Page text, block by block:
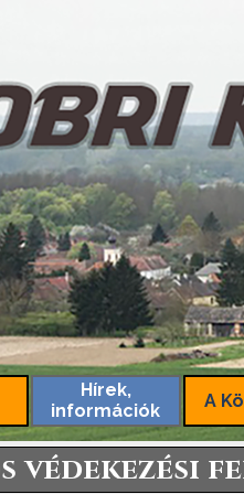
Hírek,
információk
A
védekezési